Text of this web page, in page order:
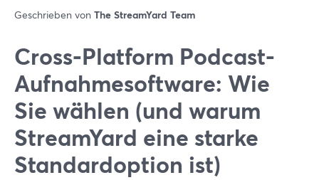
Geschrieben von The StreamYard Team
Cross‑Platform Podcast-
Aufnahmesoftware: Wie
Sie wählen (und warum
StreamYard eine starke
Standardoption ist)